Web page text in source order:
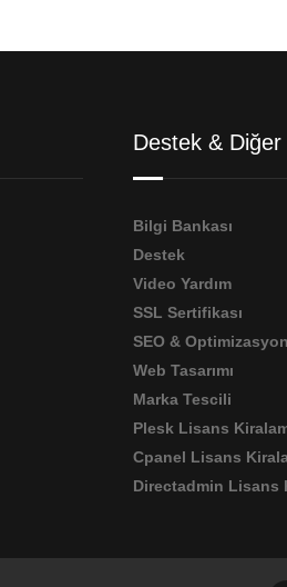
Destek &
Bilgi Bankası
Destek
Video Yardım
SSL Sertifikası
SEO & Optimizasyon
Web Tasarımı
Marka Tescili
Plesk Lisans
Cpanel Lisans
Directadmin Lisans